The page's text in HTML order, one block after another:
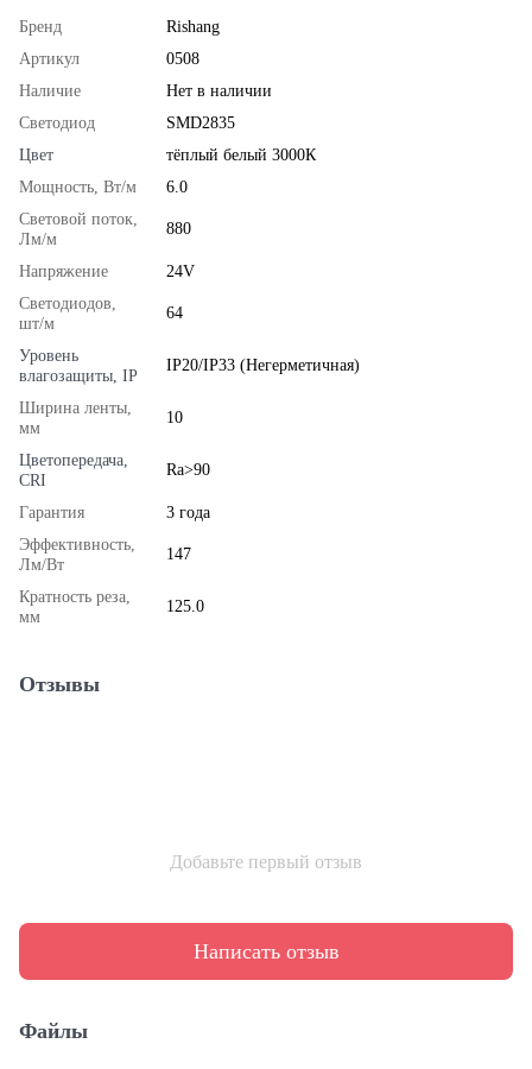
Бренд
Rishang
Артикул
0508
Наличие
Нет в наличии
Светодиод
SMD2835
Цвет
тёплый белый 3000К
Мощность, Вт/м
6.0
Световой поток,
Лм/м
880
Напряжение
24V
Светодиодов,
шт/м
64
Уровень
влагозащиты, IP
IP20/IP33 (Негерметичная)
Ширина ленты,
мм
10
Цветопередача,
CRI
Ra>90
Гарантия
3 года
Эффективность,
Лм/Вт
147
Кратность реза,
мм
125.0
Отзывы
Добавьте первый отзыв
Написать отзыв
Файлы